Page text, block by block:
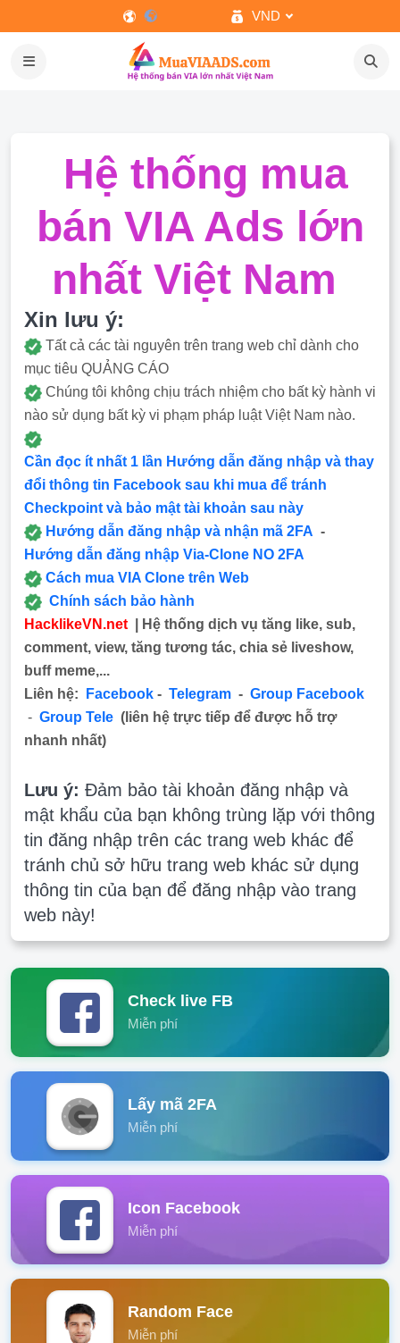
VND
Hệ thống mua
bán VIA Ads lớn
nhất Việt Nam
Xin lưu ý:
Tất cả các tài nguyên trên trang web chỉ dành cho
mục tiêu QUẢNG CÁO
Chúng tôi không chịu trách nhiệm cho bất kỳ hành vi
nào sử dụng bất kỳ vi phạm pháp luật Việt Nam nào.
Cần đọc ít nhất 1 lần Hướng dẫn đăng nhập và thay
đổi thông tin Facebook sau khi mua để tránh
Checkpoint và bảo mật tài khoản sau này
Hướng dẫn đăng nhập và nhận mã 2FA -
Hướng dẫn đăng nhập Via-Clone NO 2FA
Cách mua VIA Clone trên Web
Chính sách bảo hành
HacklikeVN.net | Hệ thống dịch vụ tăng like, sub,
comment, view, tăng tương tác, chia sẻ liveshow,
buff meme,...
Liên hệ:
Facebook - Telegram - Group Facebook
- Group Tele (liên hệ trực tiếp để được hỗ trợ
nhanh nhất)
Lưu ý: Đảm bảo tài khoản đăng nhập và
mật khẩu của bạn không trùng lặp với thông
tin đăng nhập trên các trang web khác để
tránh chủ sở hữu trang web khác sử dụng
thông tin của bạn để đăng nhập vào trang
web này!
Check live FB
Miễn phí
Lấy mã 2FA
Miễn phí
Icon Facebook
Miễn phí
Random Face
Miễn phí